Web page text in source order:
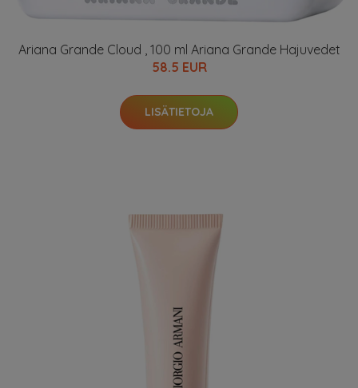
Ariana Grande Cloud , 100 ml Ariana Grande Hajuvedet
58.5 EUR
LISÄTIETOJA